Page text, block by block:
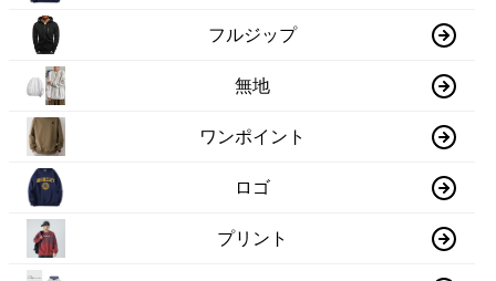
フルジップ
無地
ワンポイント
ロゴ
プリント